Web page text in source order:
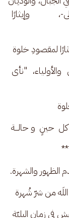
،
لمقصودِ خلوة
"نأى
حينٍ  و حالـــة
الظهور والشهرة.
من شرّ شُهرة
في زمان البليّة